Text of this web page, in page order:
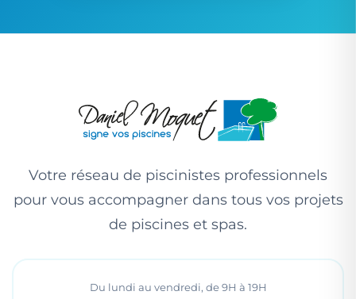
Votre réseau de piscinistes professionnels
pour vous accompagner dans tous vos projets
de piscines et spas.
Du lundi au vendredi, de 9H à 19H